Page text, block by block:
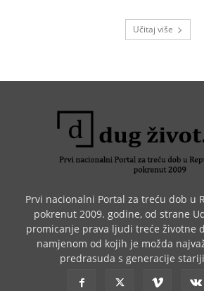
Učitaj više
Prvi nacionalni Portal za treću dob u
pokrenut 2009. godine, od strane
promicanje prava ljudi treće životne
namjenom od kojih je možda
predrasuda s generacije